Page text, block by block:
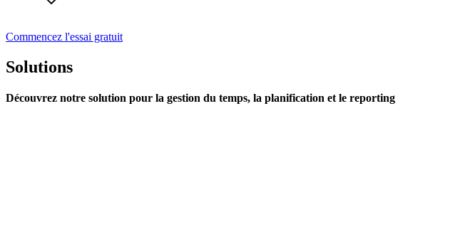
Commencez l'essai gratuit
Solutions
Découvrez notre solution pour la gestion du temps, la planification et le reporting